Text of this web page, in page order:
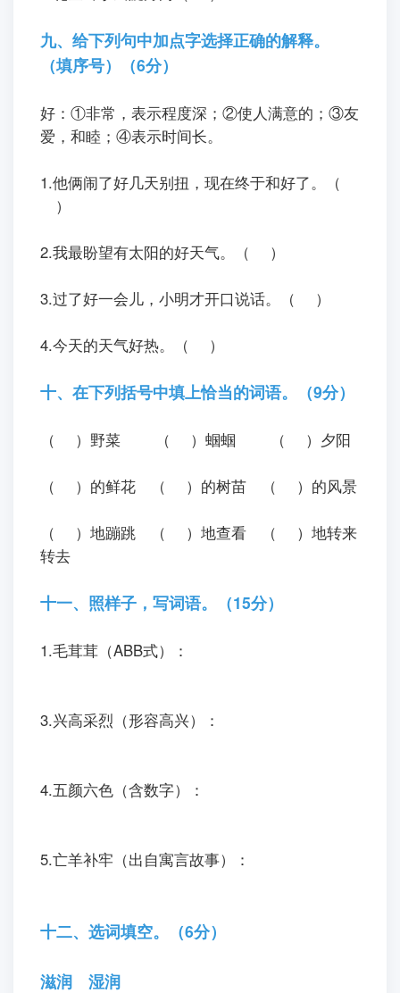
九、给下列句中加点字选择正确的解释。
（填序号）（6分）
好： ①非常，表示程度深； ②使人满意的； ③友
爱，和睦； ④表示时间长。
1.他俩闹了好几天别扭，现在终于和好了。（
）
2.我最盼望有太阳的好天气。（ ）
3.过了好一会儿，小明才开口说话。（ ）
4.今天的天气好热。（ ）
十、在下列括号中填上恰当的词语。（9分）
（ ）野菜 （ ）蝈蝈 （ ）夕阳
（ ）的鲜花 （ ）的树苗 （ ）的风景
（ ）地蹦跳 （ ）地查看
（ ）地转来
转去
十一、照样子，写词语。（15分）
1.毛茸茸（ABB式）：
3.兴高采烈（形容高兴）：
4.五颜六色（含数字）：
5.亡羊补牢（出自寓言故事）：
十二、选词填空。（6分）
滋润 湿润